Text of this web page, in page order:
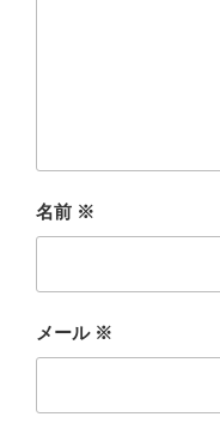
名前 ※
メール ※